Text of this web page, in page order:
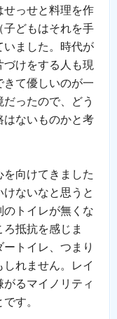
っせと料理を作
子どもはそれを手
ました。時代が
けをする人も現
て優しいのが一
ったので、どう
はないものかと考
向けてきました
ないなと思うと
トイレが無くな
抵抗を感じま
トイレ、つまり
れません。レイ
るマイノリティ
す。